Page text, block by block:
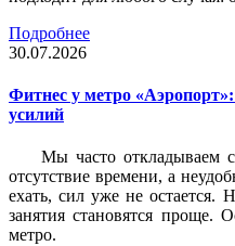
Подробнее
30.07.2026
Фитнес у метро
усилий
Мы часто откладываем
отсутствие времени, а
ехать, сил уже не остается.
занятия становятся проще.
метро.